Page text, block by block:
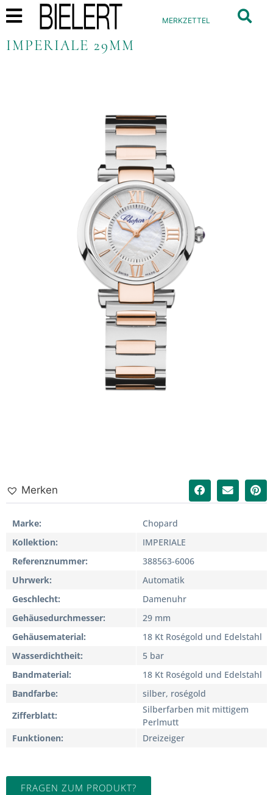
MERKZETTEL
IMPERIALE 29MM
Merken
Marke
Chopard
Kollektion
IMPERIALE
Referenznummer
388563-6006
Uhrwerk
Automatik
Geschlecht
Damenuhr
Gehäusedurchmesser
29 mm
Gehäusematerial
18 Kt Roségold und Edelstahl
Wasserdichtheit
5 bar
Bandmaterial
18 Kt Roségold und Edelstahl
Bandfarbe
silber, roségold
Zifferblatt
Silberfarben mit mittigem
Perlmutt
Funktionen
Dreizeiger
FRAGEN ZUM PRODUKT?